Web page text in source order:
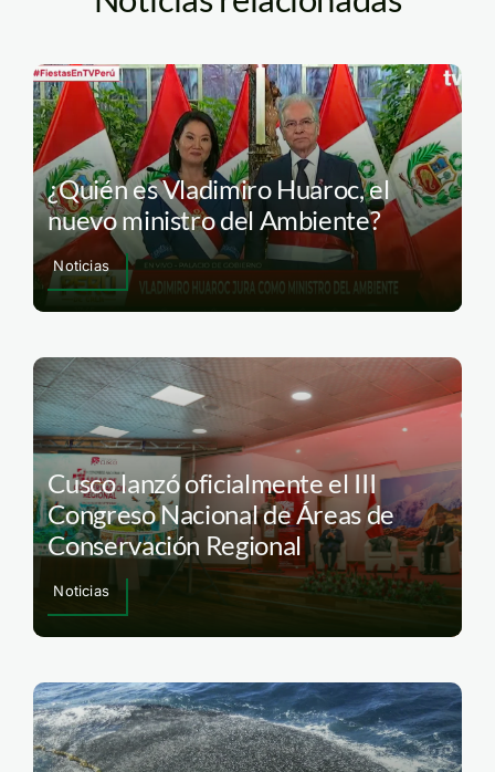
¿Quién es Vladimiro Huaroc, el
nuevo ministro del Ambiente?
Noticias
Cusco lanzó oficialmente el III
Congreso Nacional de Áreas de
Conservación Regional
Noticias